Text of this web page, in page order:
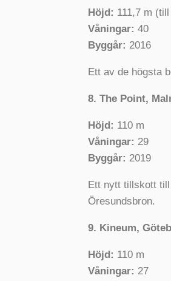
Höjd: 111,7 m
Våningar: 40
Byggår: 2016
Ett av de högsta
8. The Point,
Höjd: 110 m
Våningar: 29
Byggår: 2019
Ett nytt tillskott
Öresundsbron.
9. Kineum,
Höjd: 110 m
Våningar: 27